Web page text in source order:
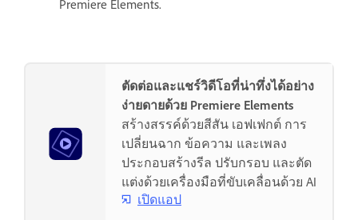
Premiere Elements.
ตัดต่อและแชร์วิดีโอที่น่าทึ่งได้อย่าง
ง่ายดายด้วย Premiere Elements
สร้างสรรค์ด้วยสีสัน เอฟเฟกต์ การ
เปลี่ยนฉาก ข้อความ และเพลง
ประกอบสร้างรีล ปรับกรอบ และตัด
แต่งด้วยเครื่องมือที่ขับเคลื่อนด้วย AI
เปิดแอป